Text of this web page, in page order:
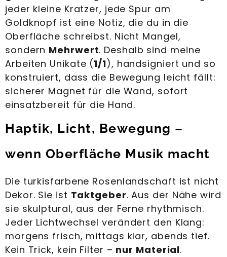
jeder kleine Kratzer, jede Spur am
Goldknopf ist eine Notiz, die du in die
Oberfläche schreibst. Nicht Mangel,
sondern Mehrwert. Deshalb sind meine
Arbeiten Unikate (1/1), handsigniert und so
konstruiert, dass die Bewegung leicht fällt:
sicherer Magnet für die Wand, sofort
einsatzbereit für die Hand.
Haptik, Licht, Bewegung –
wenn Oberfläche Musik macht
Die turkisfarbene Rosenlandschaft ist nicht
Dekor. Sie ist Taktgeber. Aus der Nähe wird
sie skulptural, aus der Ferne rhythmisch.
Jeder Lichtwechsel verändert den Klang:
morgens frisch, mittags klar, abends tief.
Kein Trick, kein Filter – nur Material.